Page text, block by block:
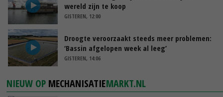
wereld zijn te koop
GISTEREN, 12:00
Droogte veroorzaakt steeds meer problemen:
‘Bassin afgelopen week al leeg’
GISTEREN, 14:06
NIEUW OP MECHANISATIEMARKT.NL